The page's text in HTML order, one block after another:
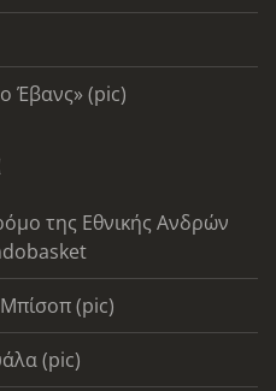
Έβανς» (pic)
της Εθνικής Ανδρών
(pic)
(pic)